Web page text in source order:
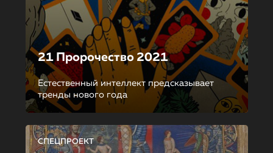
21 Пророчество 2021
Естественный интеллект предсказывает
тренды нового года
СПЕЦПРОЕКТ